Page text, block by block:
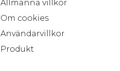
Allmänna villkor
Om cookies
Användarvillkor
Produkt